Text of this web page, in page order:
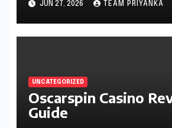
JUN 27, 2026 TEAM PRIYANKA
UNCATEGORIZED
Oscarspin Casino
Guide